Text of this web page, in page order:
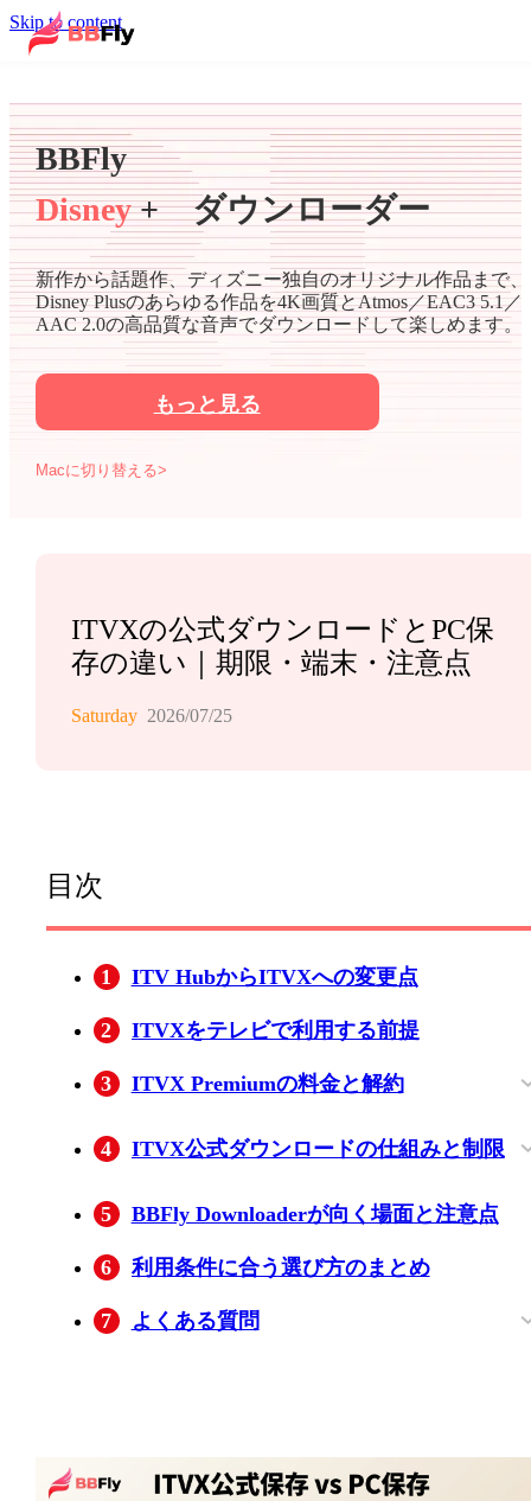
Skip to content
BBFly
Disney+ ダウンローダー
新作から話題作、ディズニー独自のオリジナル作品まで、
Disney Plusのあらゆる作品を4K画質とAtmos／EAC3 5.1／
AAC 2.0の高品質な音声でダウンロードして楽しめます。
もっと見る
Macに切り替える>
ITVXの公式ダウンロードとPC保
存の違い｜期限・端末・注意点
Saturday 2026/07/25
目次
1 ITV HubからITVXへの変更点
2 ITVXをテレビで利用する前提
3 ITVX Premiumの料金と解約
4 ITVX公式ダウンロードの仕組みと制限
5 BBFly Downloaderが向く場面と注意点
6 利用条件に合う選び方のまとめ
7 よくある質問